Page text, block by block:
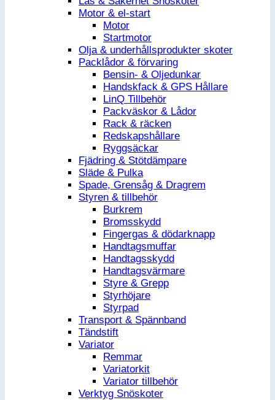
Motor & el-start
Motor
Startmotor
Olja & underhållsprodukter skoter
Packlådor & förvaring
Bensin- & Oljedunkar
Handskfack & GPS Hållare
LinQ Tillbehör
Packväskor & Lådor
Rack & räcken
Redskapshållare
Ryggsäckar
Fjädring & Stötdämpare
Släde & Pulka
Spade, Grensåg & Dragrem
Styren & tillbehör
Burkrem
Bromsskydd
Fingergas & dödarknapp
Handtagsmuffar
Handtagsskydd
Handtagsvärmare
Styre & Grepp
Styrhöjare
Styrpad
Transport & Spännband
Tändstift
Variator
Remmar
Variatorkit
Variator tillbehör
Verktyg Snöskoter